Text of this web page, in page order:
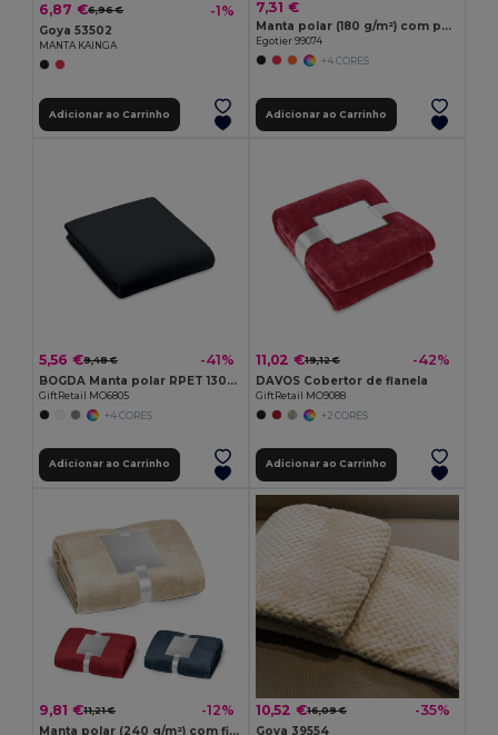
6,87 €6,96 € -1%
Goya 53502
MANTA KAINGA
Adicionar ao Carrinho
7,31 €
Manta polar (180 g/m²) com pega amovível
Egotier 99074
+4 CORES
Adicionar ao Carrinho
5,56 €9,48 € -41%
BOGDA Manta polar RPET 130gr/m²
GiftRetail MO6805
+4 CORES
Adicionar ao Carrinho
11,02 €19,12 € -42%
DAVOS Cobertor de flanela
GiftRetail MO9088
+2 CORES
Adicionar ao Carrinho
9,81 €11,21 € -12%
Manta polar (240 g/m²) com fita para cartão de personalização
10,52 €16,09 € -35%
Goya 39554